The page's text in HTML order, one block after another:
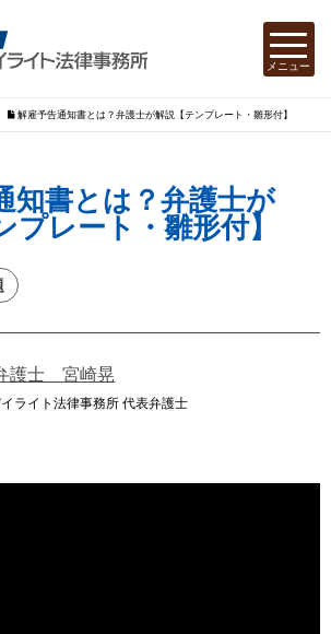
解雇予告通知書とは？弁護士が解説【テンプレート・雛形付】
知書とは？弁護士が
プレート・雛形付】
護士 宮崎晃
ライト法律事務所 代表弁護士